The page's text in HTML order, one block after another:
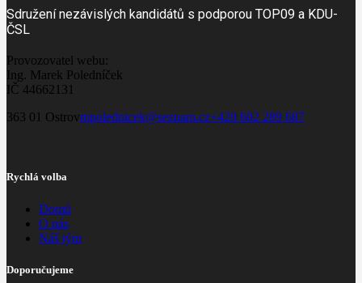
Sdružení nezávislých kandidátů s podporou TOP09 a KDU-
ČSL
Provozovatel webu:
Ing. Marek Poledníček
IČ 44662131
363 01 Ostrovmpolednicek@seznam.cz+420 602 289 687
Rychlá volba
Domů
O nás
Náš tým
Doporučujeme